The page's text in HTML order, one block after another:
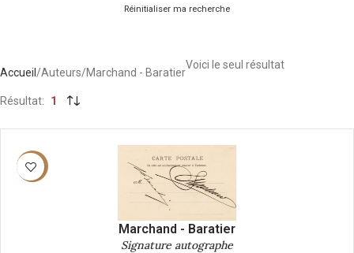
Réinitialiser ma recherche
Accueil Auteurs Marchand - Baratier
Voici le seul résultat
Résultat 1
-40%
Marchand - Baratier
Signature autographe